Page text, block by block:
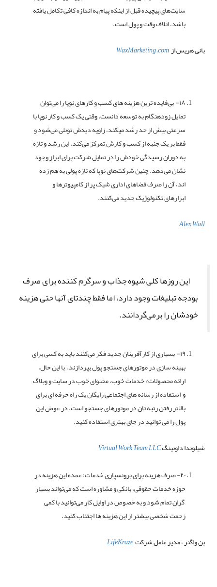
سایت‌های پیچیده قبل از اینکه پیام به اندازه کافی تکامل یافته
باشد، اتلاف وقت و پول است.
بانی هریس ازWaxMarketing.com
۱۸- بی‌فایده ترین هزینه های کسب و کارهای نوپا را می‌توان
تمایل زودهنگام به توسعه دانست. وقتی یک کسب و کار نوپا با
سرعتی بیش از حد رشد میکند، زاویه دیدش تونلی می‌شود و
فقط بر یک جنبه از کسب و کارش تمرکز می‌کند. این رشد و تازه
به دوران رسیدگی خودش را در تمایل شرکت برای ابراز وجود
نشان می‌دهد. چنین شرکت‌های نوپا که تازه پولی به هم زده
اند، آن را صرف فضاهای اداری شیک پر از کامپیوترها و
ابزارهای تکنولوژیک جدید می‌کنند.
Alex Wall
این روزها کلی شیوه جذاب و سرگرم کننده برای صرف
بودجه تبلیغات وجود دارد، اما فقط چندتای آنها حتی هزینه‌
خودشان را برمی‌گردانند.
۱۹- بسیاری از کارآفرینان جدید فکر می‌کنند باید به کسی برای
بهینه سازی در موتورهای جستجو پول بپردازند. با این حال،
ارائه محصولات/ خدمات خوب، محتوای خوب در سایت و وبلاگ
و استفاده از رسانه های اجتماعی رایگان یک راه حرفه ای برای
بالاتر رفتن رتبه تان در موتورهای جستجو است. در عوض این
پول را می توانید در جای بهتری استفاده کنید.
شیلوندا داونینگVirtual Work Team LLC
۲۰- صرف هزینه برای برونسپاری خدمات: عمده این هزینه در
حوزه خدمات حقوقی، بانکی و مشاوره است که می‌تواند بسیار
گران تمام شود و به خصوص در اوایل کار می‌توانید با کمی
زحمت شخصی بیشتر از این هزینه ها اجتناب کنید.
بن واگنر ، مدیر عامل شرکتLifeKraze